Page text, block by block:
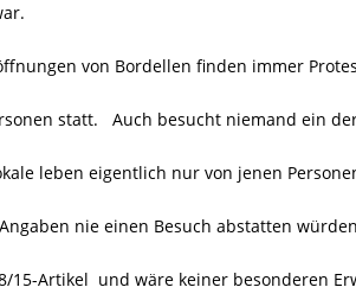
von Bordellen finden immer
statt. Auch besucht niemand ein
leben eigentlich nur von jenen
nie einen Besuch abstatten
15-Artikel und wäre keiner besonderen